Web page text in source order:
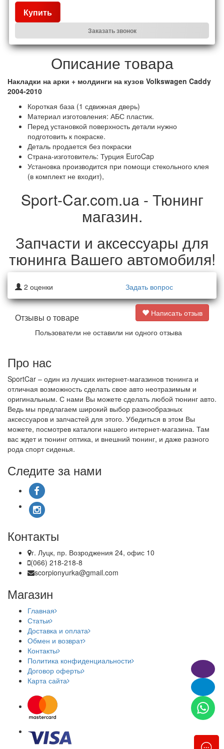
Купить
Заказать звонок
Описание товара
Накладки на арки + молдинги на кузов Volkswagen Caddy
2004-2010
Короткая база (1 сдвижная дверь)
Материал изготовления: АБС пластик.
Перед установкой поверхность детали нужно
подготовить к покраске.
Деталь продается без покраски
Страна-изготовитель: Турция EuroCap
Установка производится при помощи стекольного клея
(в комплект не входит),
Sport-Car.com.ua - Тюнинг
магазин.
Запчасти и аксессуары для
тюнинга Вашего автомобиля!
2 оценки Задать вопрос
Отзывы о товаре
Написать отзыв
Пользователи не оставили ни одного отзыва
Про нас
SportCar – один из лучших интернет-магазинов тюнинга и
отличная возможность сделать свое авто неотразимым и
оригинальным. С нами Вы можете сделать любой тюнинг авто.
Ведь мы предлагаем широкий выбор разнообразных
аксессуаров и запчастей для этого. Убедиться в этом Вы
можете, посмотрев каталоги нашего интернет-магазина. Там
вас ждет и тюнинг оптика, и внешний тюнинг, и даже разного
рода спорт сиденья.
Следите за нами
Контакты
г. Луцк, пр. Возроджения 24, офис 10
(066) 218-218-8
scorpionyurka@gmail.com
Магазин
Главная
Статьи
Доставка и оплата
Обмен и возврат
Контакты
Политика конфиденциальности
Договор оферты
Карта сайта